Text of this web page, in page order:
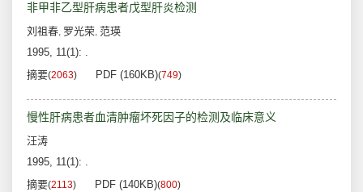
非甲非乙型肝病患者戊型肝炎检测
刘祖春, 罗光荣, 范瑛
1995, 11(1): .
摘要(2063) PDF (160KB)(749)
慢性肝病患者血清肿瘤坏死因子的检测及临床意义
汪涛
1995, 11(1): .
摘要(2113) PDF (140KB)(800)